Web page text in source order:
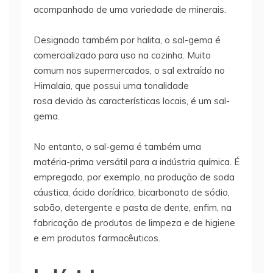
acompanhado de uma variedade de minerais.
Designado também por halita, o sal-gema é
comercializado para uso na cozinha. Muito
comum nos supermercados, o sal extraído no
Himalaia, que possui uma tonalidade
rosa devido às características locais, é um sal-
gema.
No entanto, o sal-gema é também uma
matéria-prima versátil para a indústria química. É
empregado, por exemplo, na produção de soda
cáustica, ácido clorídrico, bicarbonato de sódio,
sabão, detergente e pasta de dente, enfim, na
fabricação de produtos de limpeza e de higiene
e em produtos farmacêuticos.